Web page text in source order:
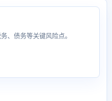
、债务等关键风险点。